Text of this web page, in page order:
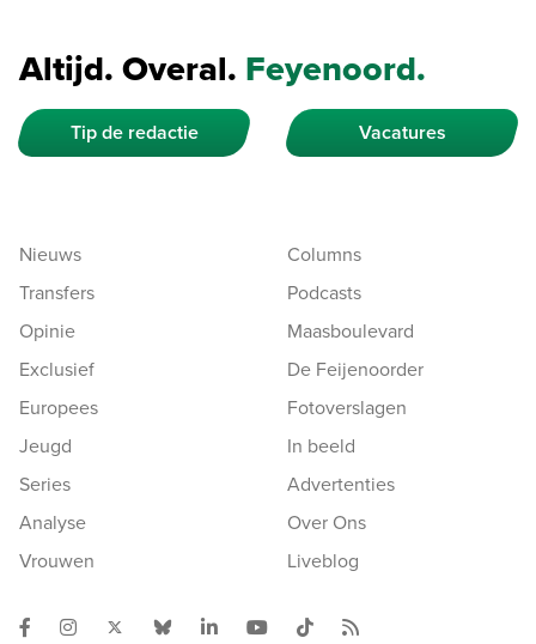
Altijd. Overal. Feyenoord.
Tip de redactie Vacatures
Nieuws
Transfers
Opinie
Exclusief
Europees
Jeugd
Series
Analyse
Vrouwen
Columns
Podcasts
Maasboulevard
De Feijenoorder
Fotoverslagen
In beeld
Advertenties
Over Ons
Liveblog